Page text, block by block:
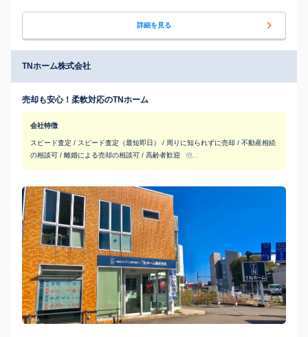
詳細を見る
TNホーム株式会社
売却も安心！柔軟対応のTNホーム
会社特徴
スピード査定 / スピード査定（最短即日） / 周りに知られずに売却 / 不動産相続
の相談可 / 離婚による売却の相談可 / 高齢者歓迎
他...